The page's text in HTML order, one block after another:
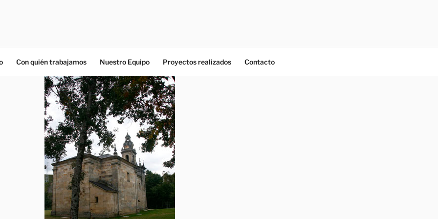
Con quién trabajamos Nuestro Equipo Proyectos realizados Contacto